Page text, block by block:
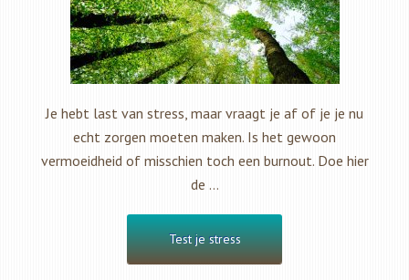
Je hebt last van stress, maar vraagt je af of je je nu
echt zorgen moeten maken. Is het gewoon
vermoeidheid of misschien toch een burnout. Doe hier
de …
Test je stress